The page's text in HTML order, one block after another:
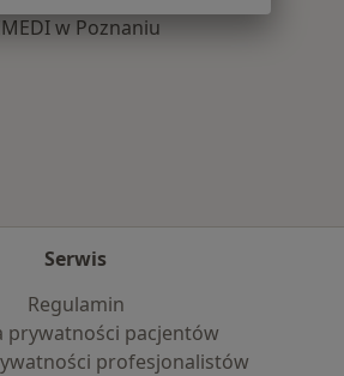
w Poznaniu
Serwis
Regulamin
prywatności pacjentów
profesjonalistów